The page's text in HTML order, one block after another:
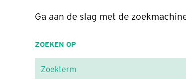
Ga aan de slag met de
ZOEKEN OP